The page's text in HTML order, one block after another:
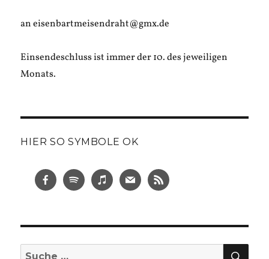
an eisenbartmeisendraht@gmx.de
Einsendeschluss ist immer der 10. des jeweiligen
Monats.
HIER SO SYMBOLE OK
Suche